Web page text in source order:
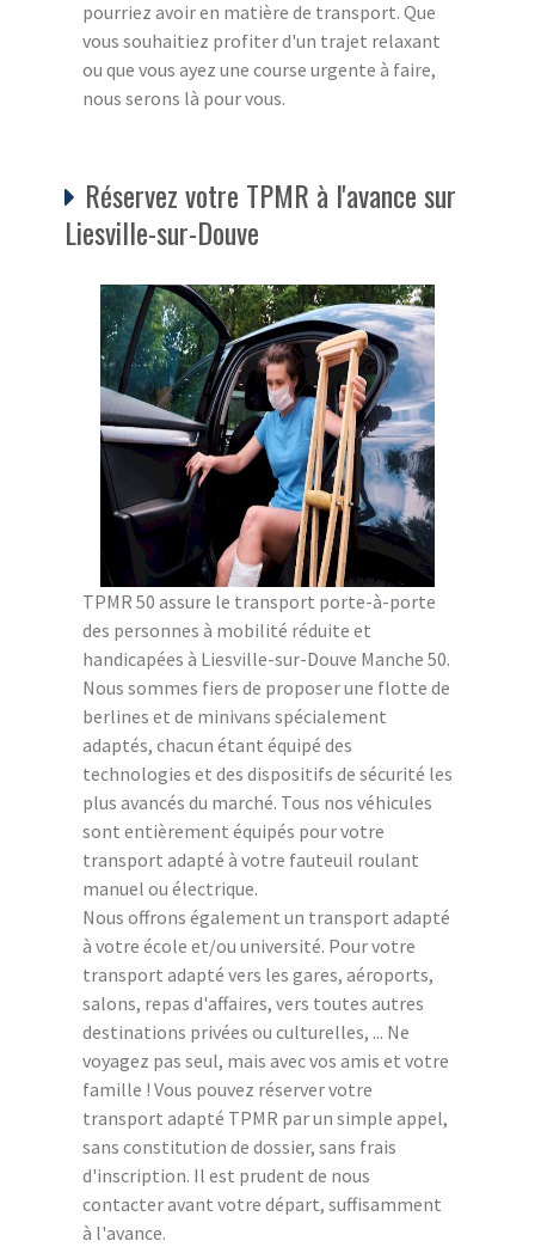
pourriez avoir en matière de transport. Que
vous souhaitiez profiter d'un trajet relaxant
ou que vous ayez une course urgente à faire,
nous serons là pour vous.
Réservez votre TPMR à l'avance sur
Liesville-sur-Douve
TPMR 50 assure le transport porte-à-porte
des personnes à mobilité réduite et
handicapées à Liesville-sur-Douve Manche 50.
Nous sommes fiers de proposer une flotte de
berlines et de minivans spécialement
adaptés, chacun étant équipé des
technologies et des dispositifs de sécurité les
plus avancés du marché. Tous nos véhicules
sont entièrement équipés pour votre
transport adapté à votre fauteuil roulant
manuel ou électrique.
Nous offrons également un transport adapté
à votre école et/ou université. Pour votre
transport adapté vers les gares, aéroports,
salons, repas d'affaires, vers toutes autres
destinations privées ou culturelles, ... Ne
voyagez pas seul, mais avec vos amis et votre
famille ! Vous pouvez réserver votre
transport adapté TPMR par un simple appel,
sans constitution de dossier, sans frais
d'inscription. Il est prudent de nous
contacter avant votre départ, suffisamment
à l'avance.